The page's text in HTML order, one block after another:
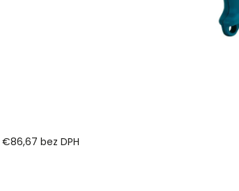
€86,67 bez DPH